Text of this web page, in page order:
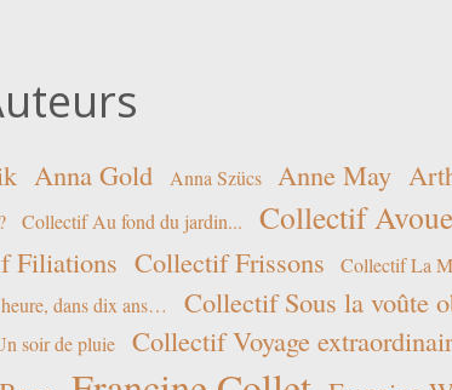
Anna Gold Anna Szücs Anne May
Collectif Au fond du jardin...
Collectif
Filiations Collectif Frissons Collectif La
dans dix ans… Collectif Sous la voûte
soir de pluie Collectif Voyage